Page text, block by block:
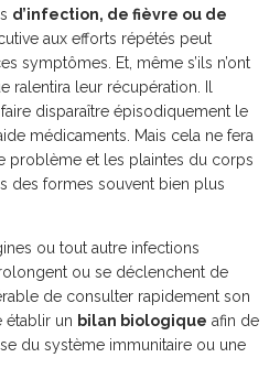
d’infection, de fièvre ou de
aux efforts répétés peut
symptômes. Et, même s’ils n’ont
ralentira leur récupération. Il
disparaître épisodiquement le
médicaments. Mais cela ne fera
problème et les plaintes du corps
des formes souvent bien plus
ou tout autre infections
ou se déclenchent de
de consulter rapidement son
établir un bilan biologique afin de
du système immunitaire ou une